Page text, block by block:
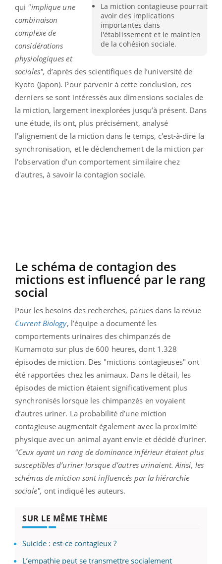
La miction contagieuse pourrait
avoir des implications
importantes dans
l'établissement et le maintien
de la cohésion sociale.
qui "implique une
combinaison
complexe de
considérations
physiologiques et
sociales", d’après des scientifiques de l’université de
Kyoto (Japon). Pour parvenir à cette conclusion, ces
derniers se sont intéressés aux dimensions sociales de
la miction, largement inexplorées jusqu’à présent. Dans
une étude, ils ont, plus précisément, analysé
l'alignement de la miction dans le temps, c'est-à-dire la
synchronisation, et le déclenchement de la miction par
l'observation d'un comportement similaire chez
d'autres, à savoir la contagion sociale.
Le schéma de contagion des
mictions est influencé par le rang
social
Pour les besoins des recherches, parues dans la revue
Current Biology, l’équipe a documenté les
comportements urinaires des chimpanzés de
Kumamoto sur plus de 600 heures, dont 1.328
épisodes de miction. Des "mictions contagieuses" ont
été rapportées chez les animaux. Dans le détail, les
épisodes de miction étaient significativement plus
synchronisés lorsque les chimpanzés en voyaient
d’autres uriner. La probabilité d’une miction
contagieuse augmentait également avec la proximité
physique avec un animal ayant envie et décidé d’uriner.
"Ceux ayant un rang de dominance inférieur étaient plus
susceptibles d’uriner lorsque d’autres urinaient. Ainsi, les
schémas de miction sont influencés par la hiérarchie
sociale", ont indiqué les auteurs.
SUR LE MÊME THÈME
Suicide : est-ce contagieux ?
L’empathie peut se transmettre socialement